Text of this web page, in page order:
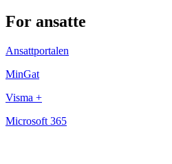
For ansatte
Ansattportalen
MinGat
Visma +
Microsoft 365